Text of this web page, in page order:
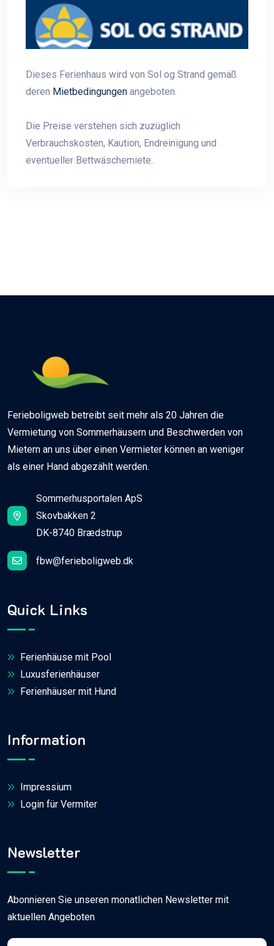
Dieses Ferienhaus wird von Sol og Strand gemäß
deren Mietbedingungen angeboten.
Die Preise verstehen sich zuzüglich
Verbrauchskosten, Kaution, Endreinigung und
eventueller Bettwäschemiete..
Ferieboligweb betreibt seit mehr als 20 Jahren die
Vermietung von Sommerhäusern und Beschwerden von
Mietern an uns über einen Vermieter können an weniger
als einer Hand abgezählt werden.
Sommerhusportalen ApS
Skovbakken 2
DK-8740 Brædstrup
fbw@ferieboligweb.dk
Quick Links
Ferienhäuse mit Pool
Luxusferienhäuser
Ferienhäuser mit Hund
Information
Impressium
Login für Vermiter
Newsletter
Abonnieren Sie unseren monatlichen Newsletter mit
aktuellen Angeboten